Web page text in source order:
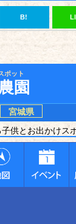
B!
ポット
園
宮城県
供とお出かけス